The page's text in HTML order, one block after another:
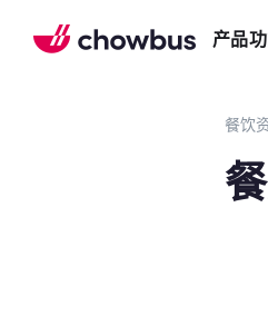
产品
面包店增加收入
切换到Chowbus
长期推荐，轻松赚钱
餐饮